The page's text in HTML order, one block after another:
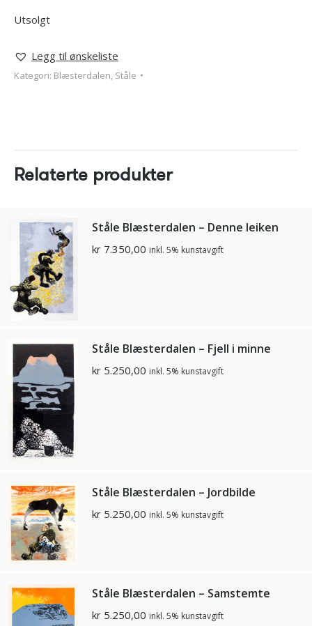
Utsolgt
Legg til ønskeliste
Kategori: Blæsterdalen, Ståle
Relaterte produkter
Ståle Blæsterdalen – Denne leiken
kr 7.350,00 inkl. 5% kunstavgift
Ståle Blæsterdalen – Fjell i minne
kr 5.250,00 inkl. 5% kunstavgift
Ståle Blæsterdalen – Jordbilde
kr 5.250,00 inkl. 5% kunstavgift
Ståle Blæsterdalen – Samstemte
kr 5.250,00 inkl. 5% kunstavgift